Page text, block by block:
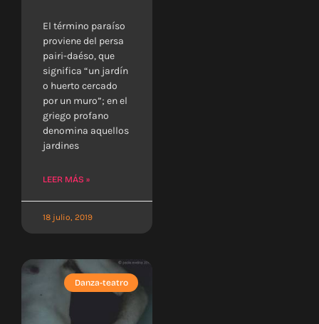
El término paraíso
proviene del persa
pairi-daéso, que
significa “un jardín
o huerto cercado
por un muro”; en el
griego profano
denomina aquellos
jardines
LEER MÁS »
18 julio, 2019
Danza-teatro